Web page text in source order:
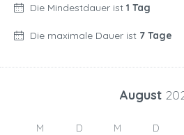
Die Mindestdauer ist 1 Tag
Die maximale Dauer ist 7 Tage
August
M D M D